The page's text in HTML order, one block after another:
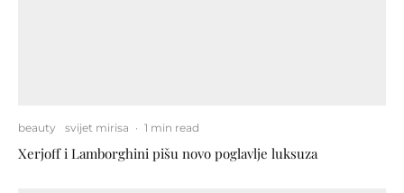
beauty svijet mirisa · 1 min read
Xerjoff i Lamborghini pišu novo poglavlje luksuza